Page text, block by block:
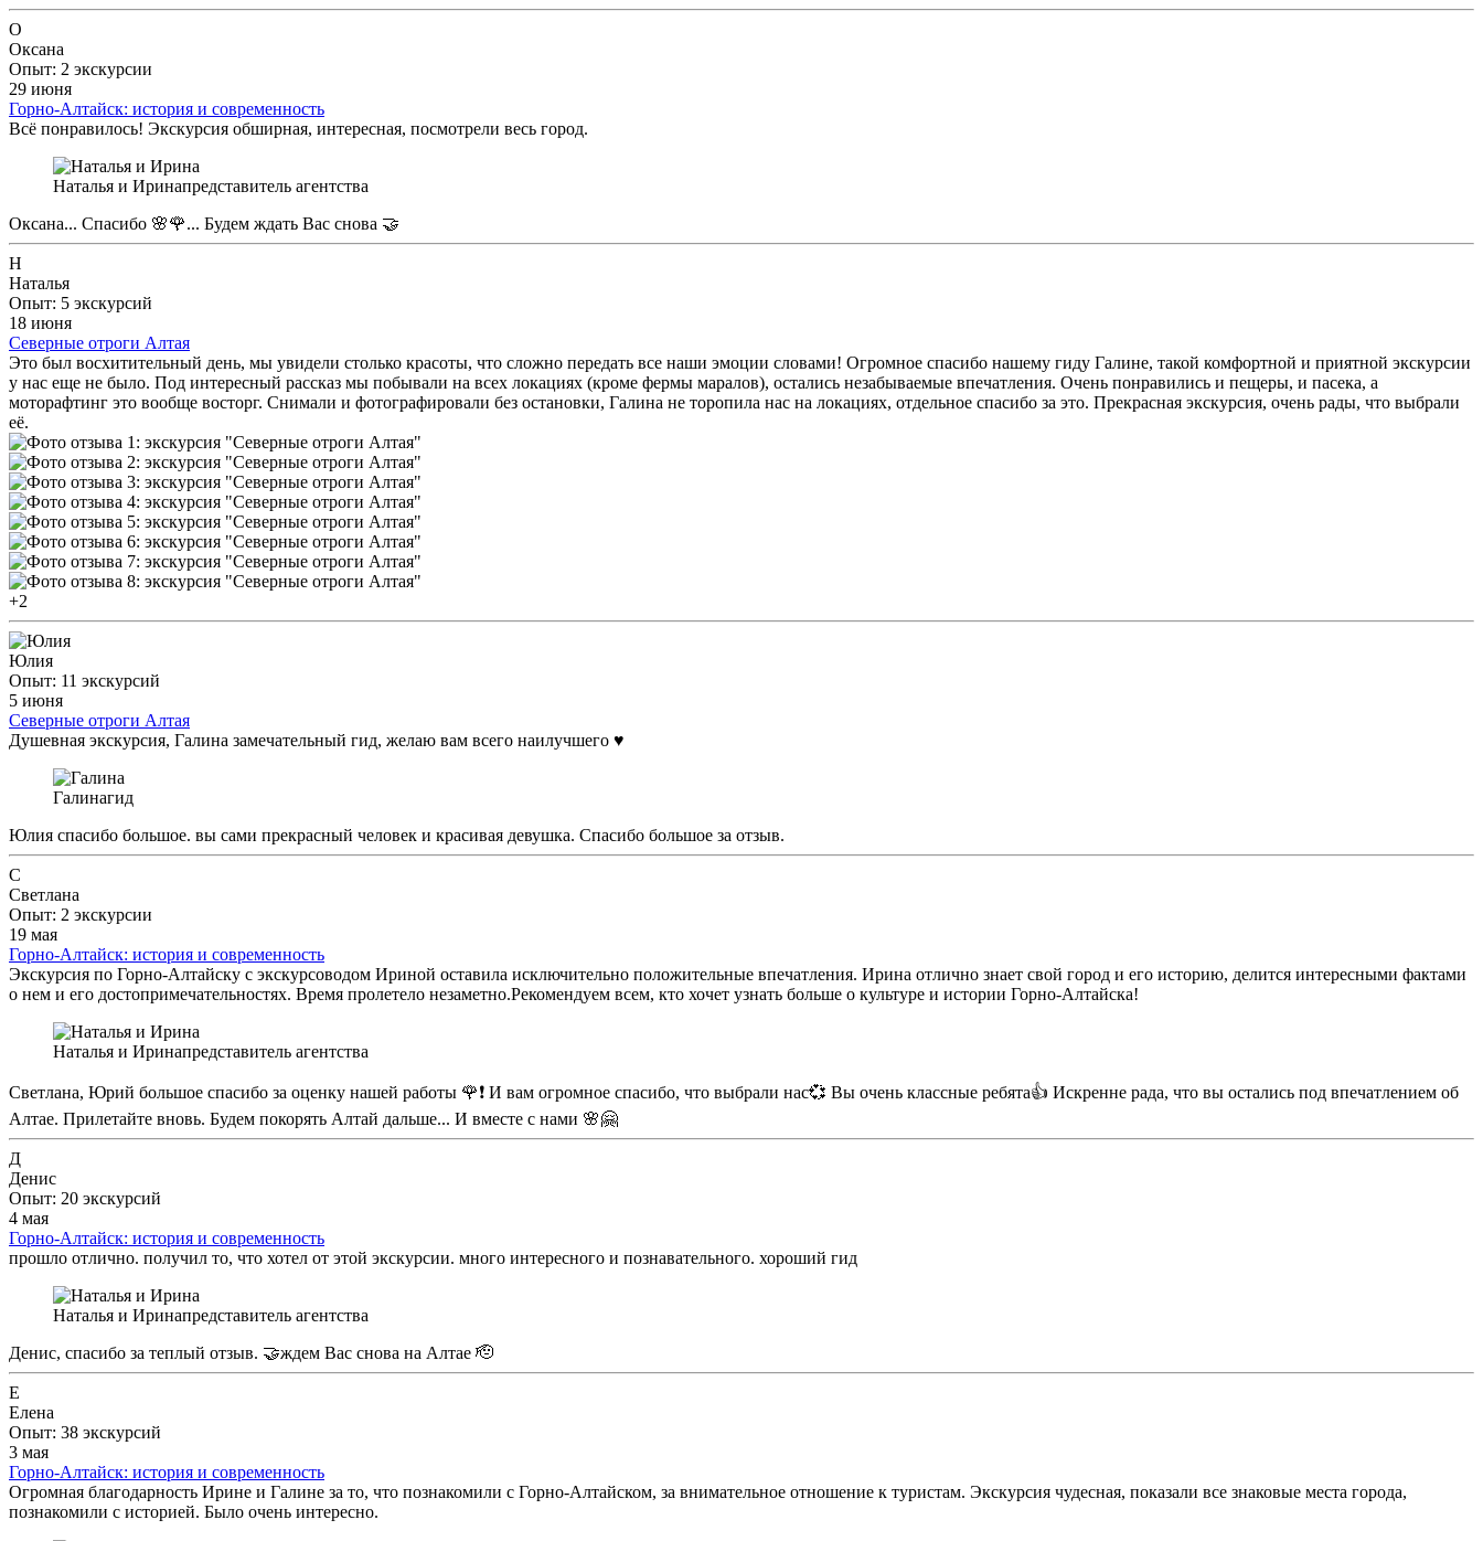
О
Оксана
Опыт: 2 экскурсии
29 июня
Горно-Алтайск: история и современность
Всё понравилось! Экскурсия обширная, интересная, посмотрели весь город.
Наталья и Иринапредставитель агентства
Оксана... Спасибо 🌸🌹... Будем ждать Вас снова 🤝
Н
Наталья
Опыт: 5 экскурсий
18 июня
Северные отроги Алтая
Это был восхитительный день, мы увидели столько красоты, что сложно передать все наши эмоции словами! Огромное спасибо нашему гиду Галине, такой комфортной и приятной экскурсии
у нас еще не было. Под интересный рассказ мы побывали на всех локациях (кроме фермы маралов), остались незабываемые впечатления. Очень понравились и пещеры, и пасека, а
моторафтинг это вообще восторг. Снимали и фотографировали без остановки, Галина не торопила нас на локациях, отдельное спасибо за это. Прекрасная экскурсия, очень рады, что выбрали
её.
+2
Юлия
Опыт: 11 экскурсий
5 июня
Северные отроги Алтая
Душевная экскурсия, Галина замечательный гид, желаю вам всего наилучшего ♥️
Галинагид
Юлия спасибо большое. вы сами прекрасный человек и красивая девушка. Спасибо большое за отзыв.
С
Светлана
Опыт: 2 экскурсии
19 мая
Горно-Алтайск: история и современность
Экскурсия по Горно-Алтайску с экскурсоводом Ириной оставила исключительно положительные впечатления. Ирина отлично знает свой город и его историю, делится интересными фактами
о нем и его достопримечательностях. Время пролетело незаметно.Рекомендуем всем, кто хочет узнать больше о культуре и истории Горно-Алтайска!
Наталья и Иринапредставитель агентства
Светлана, Юрий большое спасибо за оценку нашей работы 🌹❗ И вам огромное спасибо, что выбрали нас💞 Вы очень классные ребята👍 Искренне рада, что вы остались под впечатлением об
Алтае. Прилетайте вновь. Будем покорять Алтай дальше... И вместе с нами 🌸🤗
Д
Денис
Опыт: 20 экскурсий
4 мая
Горно-Алтайск: история и современность
прошло отлично. получил то, что хотел от этой экскурсии. много интересного и познавательного. хороший гид
Наталья и Иринапредставитель агентства
Денис, спасибо за теплый отзыв. 🤝ждем Вас снова на Алтае 🫡
Е
Елена
Опыт: 38 экскурсий
3 мая
Горно-Алтайск: история и современность
Огромная благодарность Ирине и Галине за то, что познакомили с Горно-Алтайском, за внимательное отношение к туристам. Экскурсия чудесная, показали все знаковые места города,
познакомили с историей. Было очень интересно.